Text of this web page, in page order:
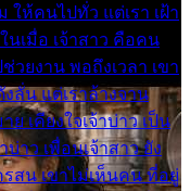
ให้คนไปทั่ว แต่เรา เฝ้า
นเมื่อ เจ้าสาว คือคน
วยงาน พอถึงเวลา เขา
ลั่น แต่เราล้างจาน
เคียงใจเจ้าบ่าว เป็น
าว เพื่อนเจ้าสาว ยัง
สน เขาไม่เห็นคน ที่อยู่